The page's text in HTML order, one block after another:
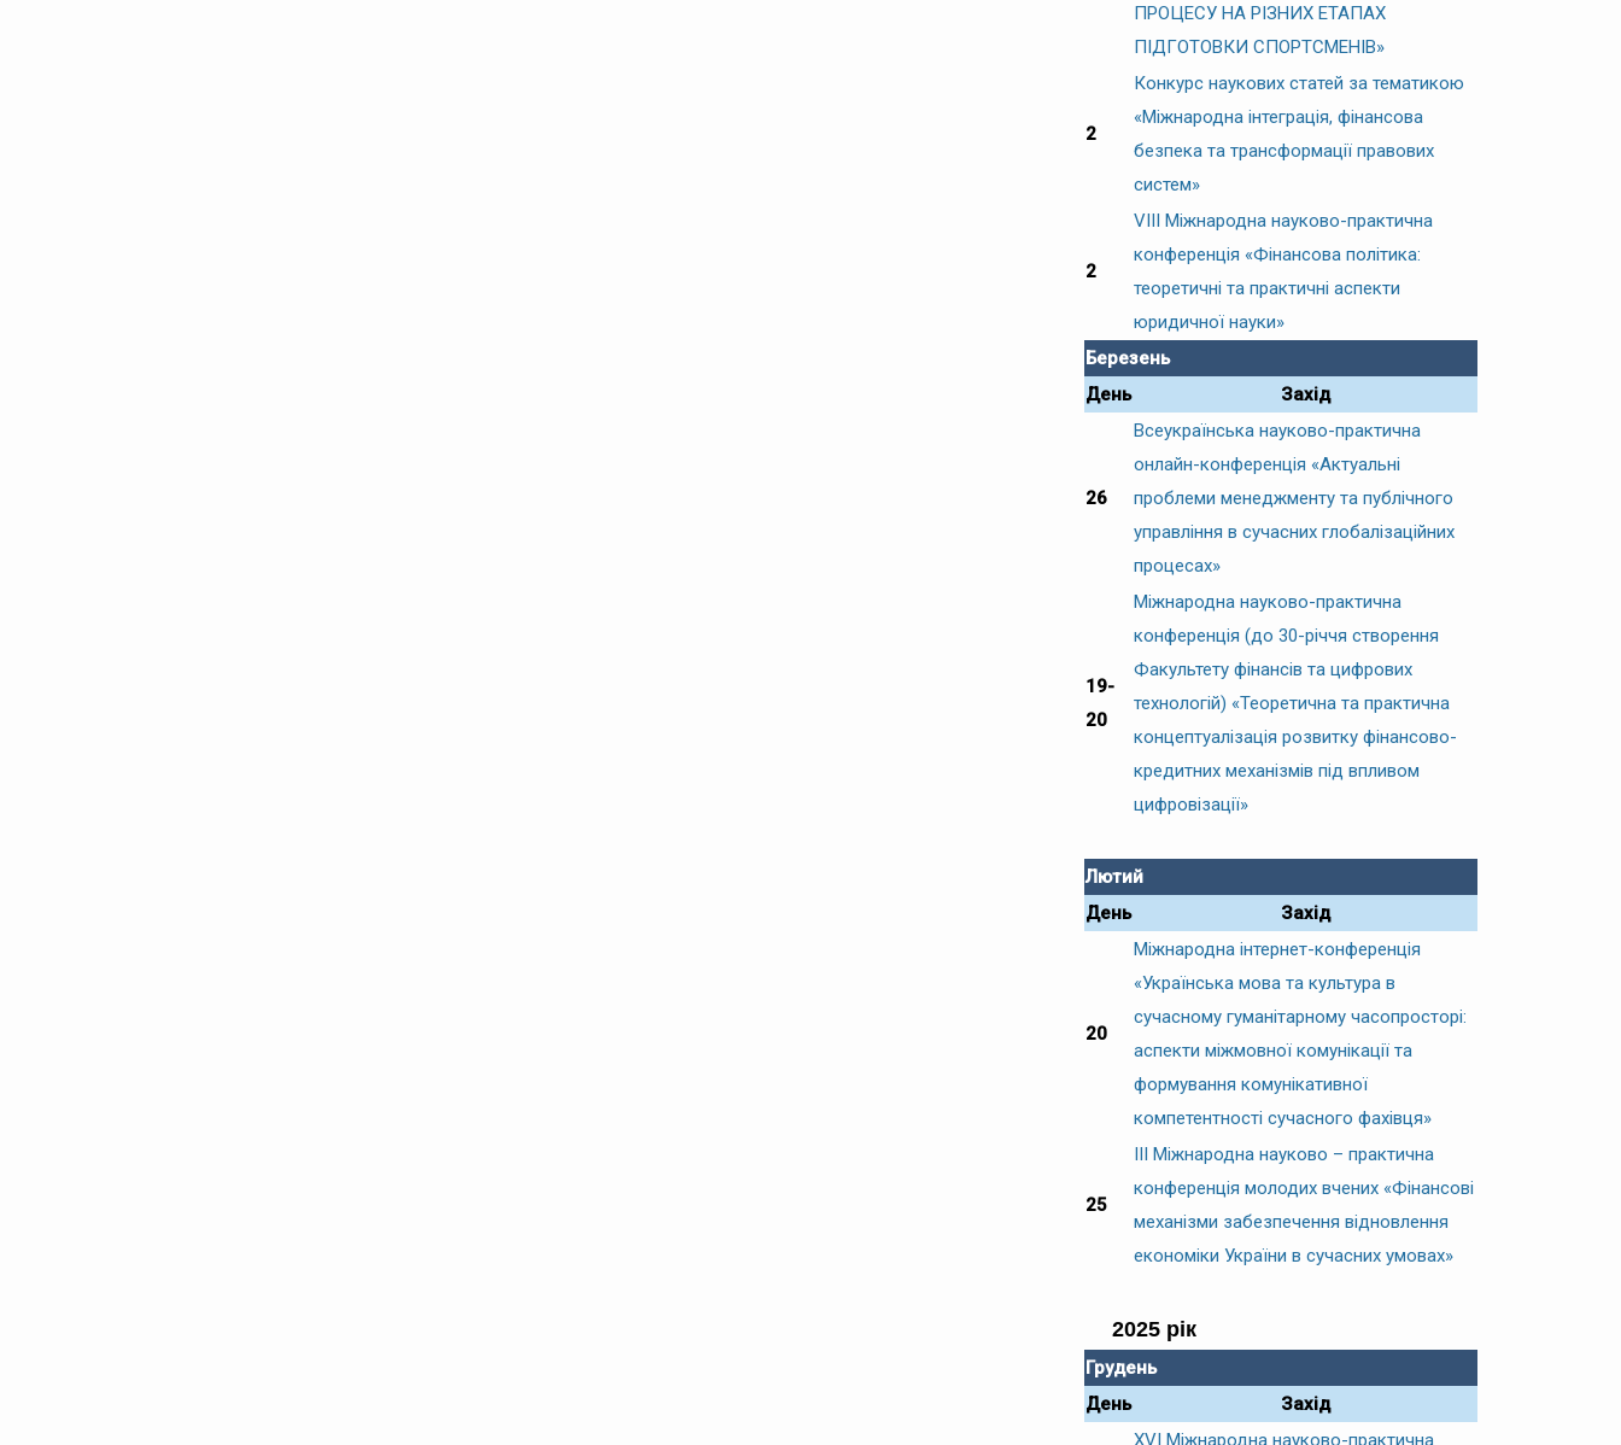
ПРОЦЕСУ НА РІЗНИХ ЕТАПАХ
ПІДГОТОВКИ СПОРТСМЕНІВ»
2
Конкурс наукових статей за тематикою
«Міжнародна інтеграція, фінансова
безпека та трансформації правових
систем»
2
VIІІ Міжнародна науково-практична
конференція «Фінансова політика:
теоретичні та практичні аспекти
юридичної науки»
Березень
День
Захід
26
Всеукраїнська науково-практична
онлайн-конференція «Актуальні
проблеми менеджменту та публічного
управління в сучасних глобалізаційних
процесах»
19-
20
Міжнародна науково-практична
конференція (до 30-річчя створення
Факультету фінансів та цифрових
технологій) «Теоретична та практична
концептуалізація розвитку фінансово-
кредитних механізмів під впливом
цифровізації»
Лютий
День
Захід
20
Міжнародна інтернет-конференція
«Українська мова та культура в
сучасному гуманітарному часопросторі:
аспекти міжмовної комунікації та
формування комунікативної
компетентності сучасного фахівця»
25
ІІІ Міжнародна науково – практична
конференція молодих вчених «Фінансові
механізми забезпечення відновлення
економіки України в сучасних умовах»
2025 рік
Грудень
День
Захід
XVІ Міжнародна науково-практична